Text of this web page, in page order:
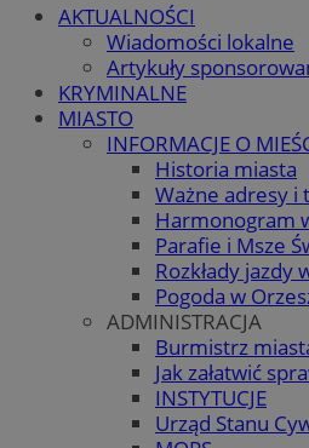
AKTUALNOŚCI
Wiadomości lokalne
Artykuły
KRYMINALNE
MIASTO
INFORMACJE O
Historia miasta
Ważne adresy i
Harmonogram
Parafie i Msze
Rozkłady jazdy
Pogoda w
ADMINISTRACJA
Burmistrz
Jak załatwić
INSTYTUCJE
Urząd Stanu